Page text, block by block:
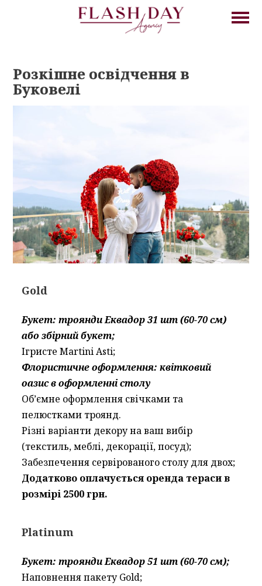
Розкішне освідчення в
Буковелі
Gold
Букет: троянди Еквадор 31 шт (60-70 см)
або збірний букет;
Ігристе Martini Asti;
Флористичне оформлення: квітковий
оазис в оформленні столу
Об’ємне оформлення свічками та
пелюстками троянд.
Різні варіанти декору на ваш вибір
(текстиль, меблі, декорації, посуд);
Забезпечення сервірованого столу для двох;
Додатково оплачується оренда тераси в
розмірі 2500 грн.
Platinum
Букет: троянди Еквадор 51 шт (60-70 см);
Наповнення пакету Gold;